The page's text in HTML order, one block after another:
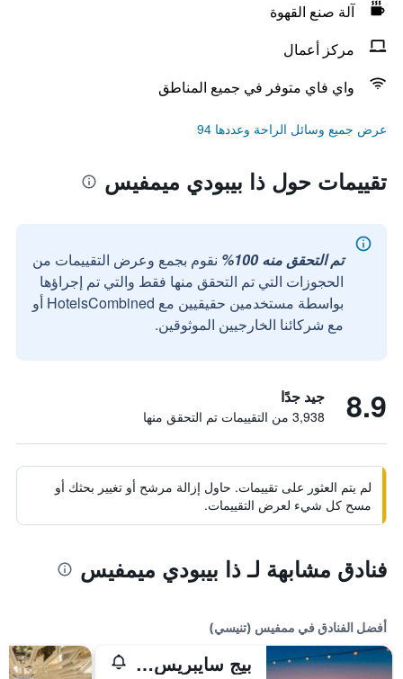
آلة صنع القهوة
مركز أعمال
واي فاي متوفر في جميع المناطق
عرض جميع وسائل الراحة وعددها 94
تقييمات حول ذا بيبودي ميمفيس
تم التحقق منه 100%
نقوم بجمع وعرض التقييمات من
الحجوزات التي تم التحقق منها فقط والتي تم إجراؤها
بواسطة مستخدمين حقيقيين مع HotelsCombined أو
مع شركائنا الخارجيين الموثوقين.
8.9 جيد جدًا
3,938 من التقييمات تم التحقق منها
لم يتم العثور على تقييمات. حاول إزالة مرشح أو تغيير بحثك أو
مسح كل شيء لعرض التقييمات.
فنادق مشابهة لـ ذا بيبودي ميمفيس
أفضل الفنادق في ممفيس (تنيسي)
بيج سايبريس لودج